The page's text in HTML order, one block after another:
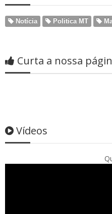
Notícia Politica MT
Curta a nossa
Vídeos